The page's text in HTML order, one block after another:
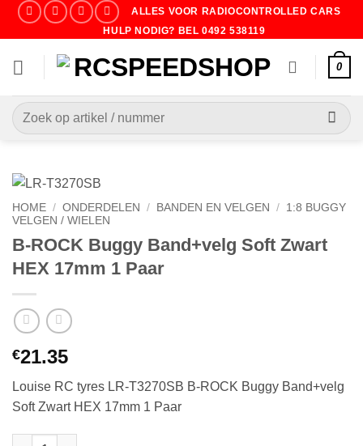
ALLES VOOR RADIOCONTROLLED CARS
HULP NODIG? BEL 0492 538119
0
Zoeken
naar:
HOME / ONDERDELEN / BANDEN EN VELGEN / 1:8 BUGGY
VELGEN / WIELEN
B-ROCK Buggy Band+velg Soft Zwart
HEX 17mm 1 Paar
€21.35
Louise RC tyres LR-T3270SB B-ROCK Buggy Band+velg
Soft Zwart HEX 17mm 1 Paar
B-ROCK Buggy Band+velg Soft Zwart HEX 17mm 1 Paar aantal